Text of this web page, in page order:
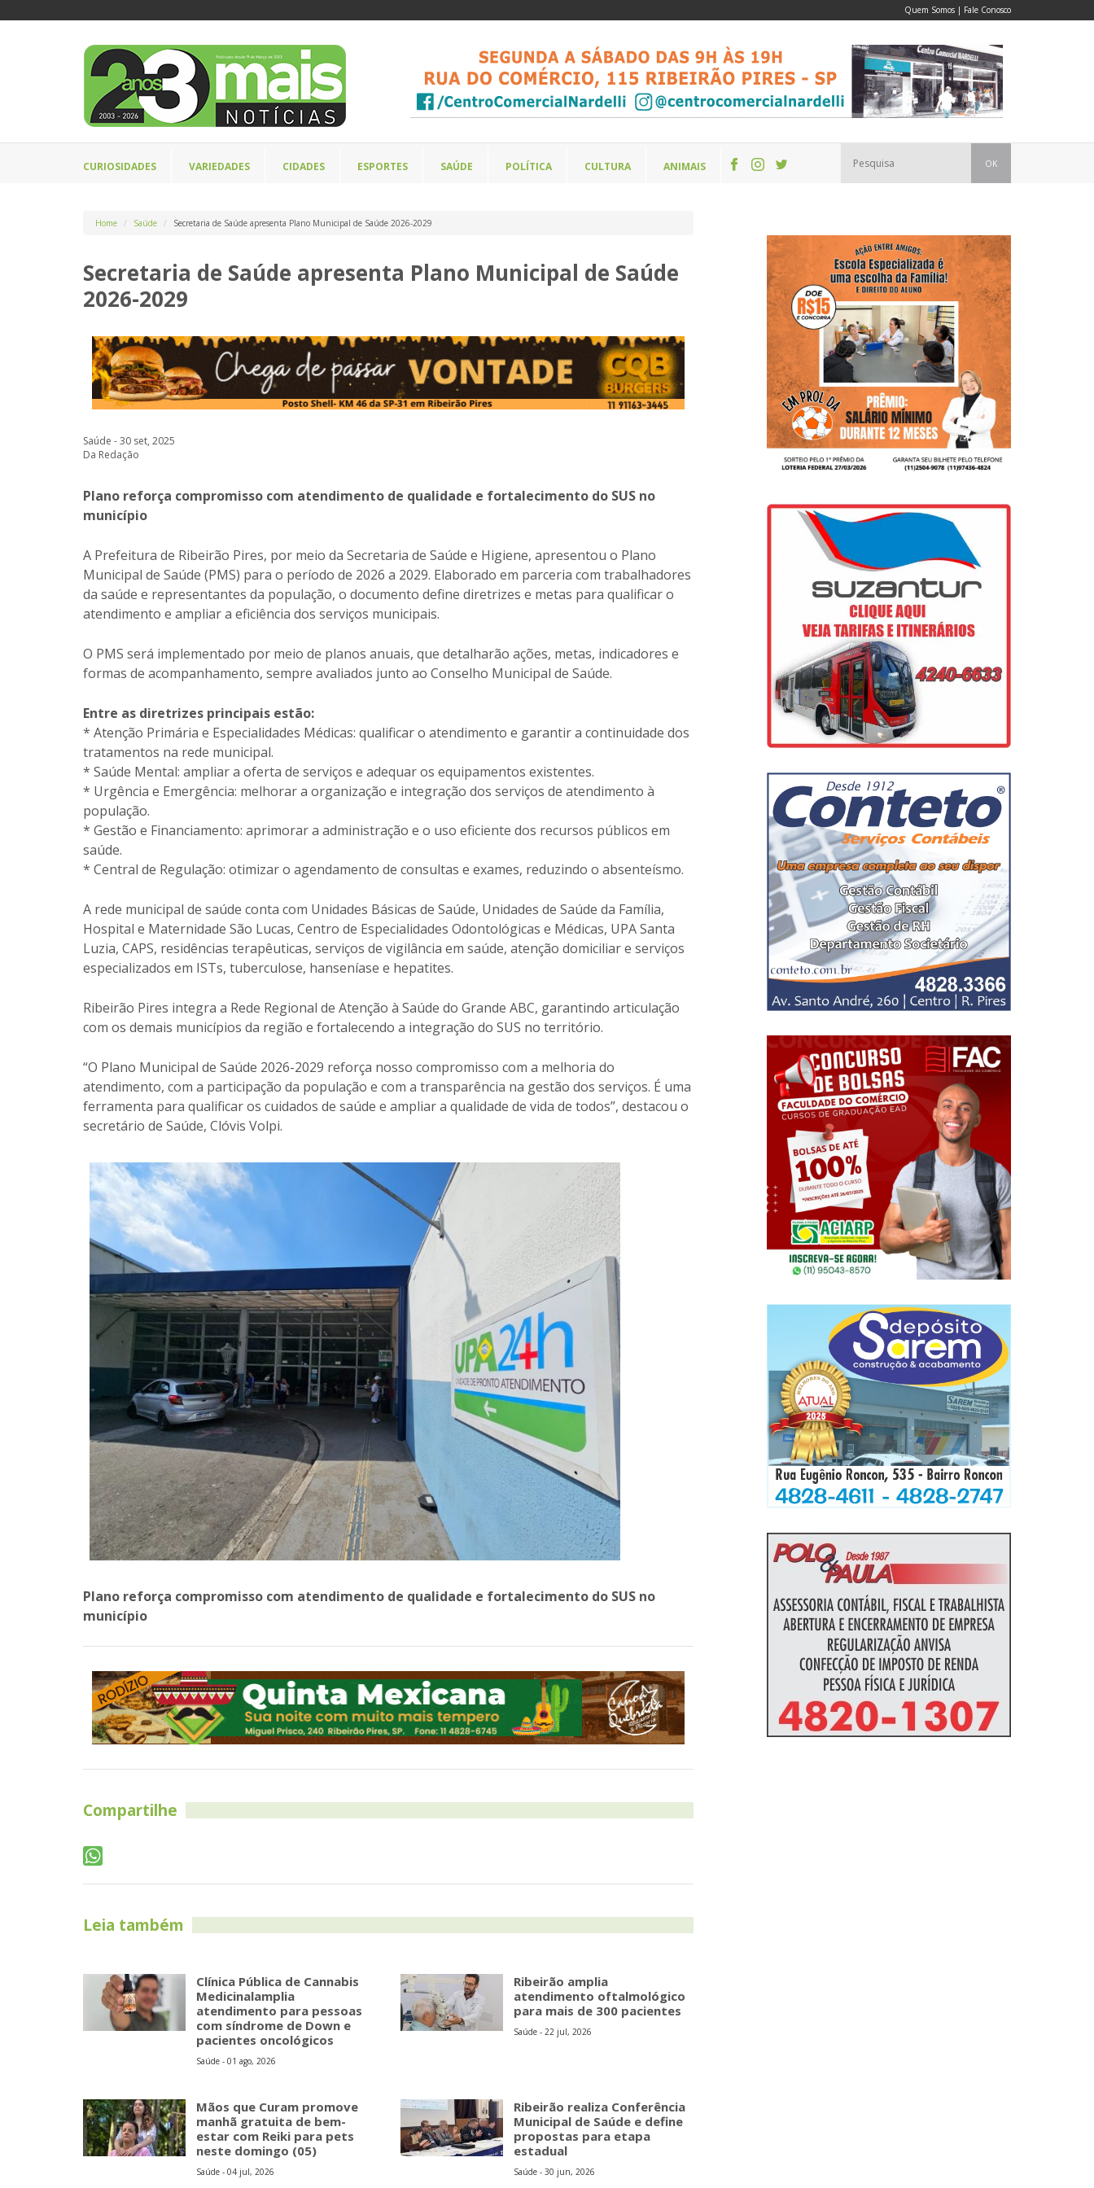
Quem Somos | Fale Conosco
CURIOSIDADES VARIEDADES CIDADES ESPORTES SAÚDE POLÍTICA CULTURA ANIMAIS OK
Home Saúde Secretaria de Saúde apresenta Plano Municipal de Saúde 2026-2029
Secretaria de Saúde apresenta Plano Municipal de Saúde
2026-2029
Saúde - 30 set, 2025
Da Redação
Plano reforça compromisso com atendimento de qualidade e fortalecimento do SUS no
município
A Prefeitura de Ribeirão Pires, por meio da Secretaria de Saúde e Higiene, apresentou o Plano
Municipal de Saúde (PMS) para o período de 2026 a 2029. Elaborado em parceria com trabalhadores
da saúde e representantes da população, o documento define diretrizes e metas para qualificar o
atendimento e ampliar a eficiência dos serviços municipais.
O PMS será implementado por meio de planos anuais, que detalharão ações, metas, indicadores e
formas de acompanhamento, sempre avaliados junto ao Conselho Municipal de Saúde.
Entre as diretrizes principais estão:
* Atenção Primária e Especialidades Médicas: qualificar o atendimento e garantir a continuidade dos
tratamentos na rede municipal.
* Saúde Mental: ampliar a oferta de serviços e adequar os equipamentos existentes.
* Urgência e Emergência: melhorar a organização e integração dos serviços de atendimento à
população.
* Gestão e Financiamento: aprimorar a administração e o uso eficiente dos recursos públicos em
saúde.
* Central de Regulação: otimizar o agendamento de consultas e exames, reduzindo o absenteísmo.
A rede municipal de saúde conta com Unidades Básicas de Saúde, Unidades de Saúde da Família,
Hospital e Maternidade São Lucas, Centro de Especialidades Odontológicas e Médicas, UPA Santa
Luzia, CAPS, residências terapêuticas, serviços de vigilância em saúde, atenção domiciliar e serviços
especializados em ISTs, tuberculose, hanseníase e hepatites.
Ribeirão Pires integra a Rede Regional de Atenção à Saúde do Grande ABC, garantindo articulação
com os demais municípios da região e fortalecendo a integração do SUS no território.
“O Plano Municipal de Saúde 2026-2029 reforça nosso compromisso com a melhoria do
atendimento, com a participação da população e com a transparência na gestão dos serviços. É uma
ferramenta para qualificar os cuidados de saúde e ampliar a qualidade de vida de todos”, destacou o
secretário de Saúde, Clóvis Volpi.
Plano reforça compromisso com atendimento de qualidade e fortalecimento do SUS no
município
Compartilhe
Leia também
Clínica Pública de Cannabis
Medicinalamplia
atendimento para pessoas
com síndrome de Down e
pacientes oncológicos
Saúde - 01 ago, 2026
Ribeirão amplia
atendimento oftalmológico
para mais de 300 pacientes
Saúde - 22 jul, 2026
Mãos que Curam promove
manhã gratuita de bem-
estar com Reiki para pets
neste domingo (05)
Saúde - 04 jul, 2026
Ribeirão realiza Conferência
Municipal de Saúde e define
propostas para etapa
estadual
Saúde - 30 jun, 2026